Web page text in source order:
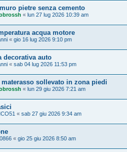
pietre senza cemento
« lun 27 lug 2026 10:39 am
acqua motore
« gio 16 lug 2026 9:10 pm
decorativa auto
« sab 04 lug 2026 11:53 pm
sollevato in zona piedi
« lun 29 giu 2026 7:21 am
« sab 27 giu 2026 9:34 am
« gio 25 giu 2026 8:50 am